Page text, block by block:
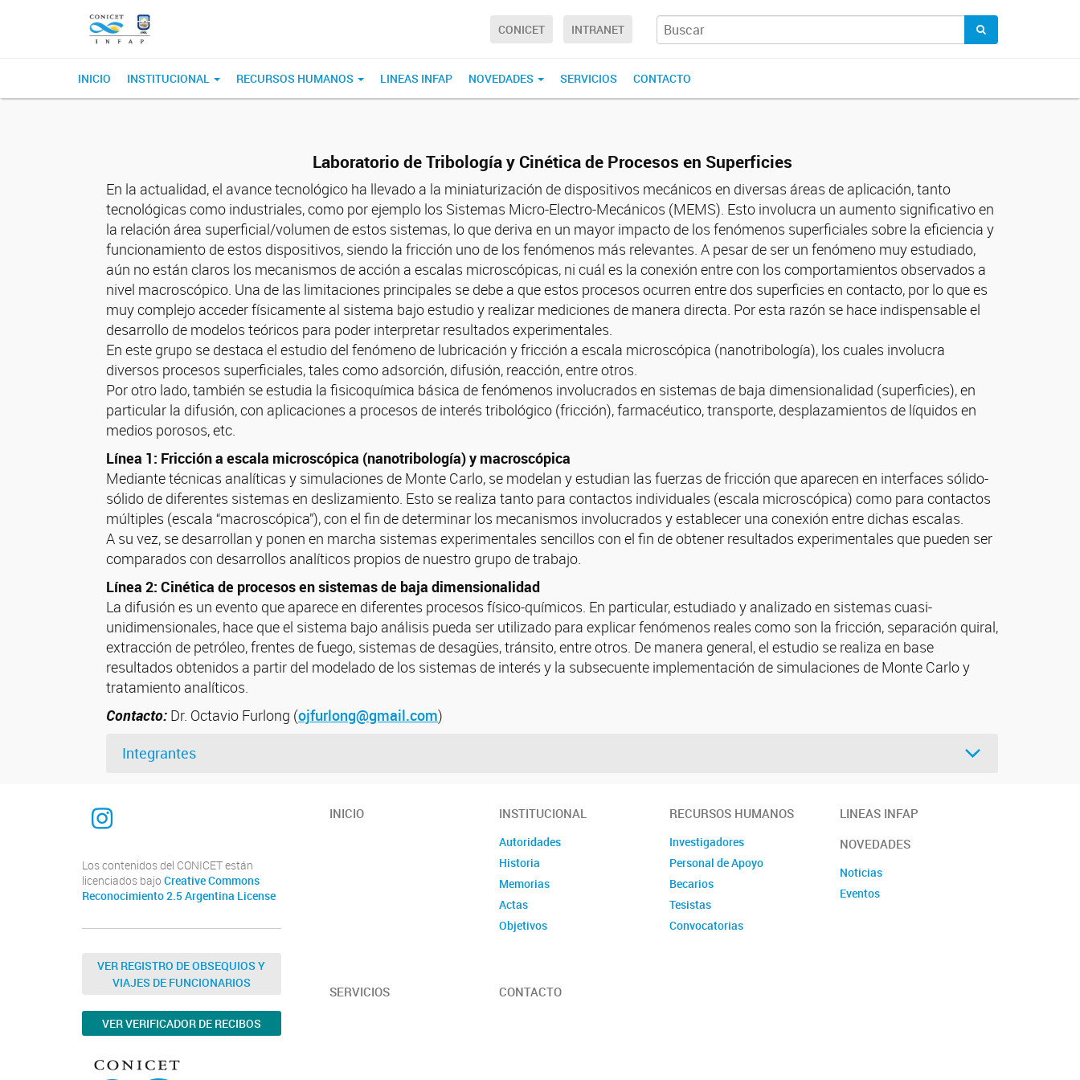
CONICET INTRANET
INICIO INSTITUCIONAL RECURSOS HUMANOS LINEAS INFAP NOVEDADES SERVICIOS CONTACTO
Laboratorio de Tribología y Cinética de Procesos en Superficies
En la actualidad, el avance tecnológico ha llevado a la miniaturización de dispositivos mecánicos en diversas áreas de aplicación, tanto
tecnológicas como industriales, como por ejemplo los Sistemas Micro-Electro-Mecánicos (MEMS). Esto involucra un aumento significativo en
la relación área superficial/volumen de estos sistemas, lo que deriva en un mayor impacto de los fenómenos superficiales sobre la eficiencia y
funcionamiento de estos dispositivos, siendo la fricción uno de los fenómenos más relevantes. A pesar de ser un fenómeno muy estudiado,
aún no están claros los mecanismos de acción a escalas microscópicas, ni cuál es la conexión entre con los comportamientos observados a
nivel macroscópico. Una de las limitaciones principales se debe a que estos procesos ocurren entre dos superficies en contacto, por lo que es
muy complejo acceder físicamente al sistema bajo estudio y realizar mediciones de manera directa. Por esta razón se hace indispensable el
desarrollo de modelos teóricos para poder interpretar resultados experimentales.
En este grupo se destaca el estudio del fenómeno de lubricación y fricción a escala microscópica (nanotribología), los cuales involucra
diversos procesos superficiales, tales como adsorción, difusión, reacción, entre otros.
Por otro lado, también se estudia la fisicoquímica básica de fenómenos involucrados en sistemas de baja dimensionalidad (superficies), en
particular la difusión, con aplicaciones a procesos de interés tribológico (fricción), farmacéutico, transporte, desplazamientos de líquidos en
medios porosos, etc.
Línea 1: Fricción a escala microscópica (nanotribología) y macroscópica
Mediante técnicas analíticas y simulaciones de Monte Carlo, se modelan y estudian las fuerzas de fricción que aparecen en interfaces sólido-
sólido de diferentes sistemas en deslizamiento. Esto se realiza tanto para contactos individuales (escala microscópica) como para contactos
múltiples (escala “macroscópica”), con el fin de determinar los mecanismos involucrados y establecer una conexión entre dichas escalas.
A su vez, se desarrollan y ponen en marcha sistemas experimentales sencillos con el fin de obtener resultados experimentales que pueden ser
comparados con desarrollos analíticos propios de nuestro grupo de trabajo.
Línea 2: Cinética de procesos en sistemas de baja dimensionalidad
La difusión es un evento que aparece en diferentes procesos físico-químicos. En particular, estudiado y analizado en sistemas cuasi-
unidimensionales, hace que el sistema bajo análisis pueda ser utilizado para explicar fenómenos reales como son la fricción, separación quiral,
extracción de petróleo, frentes de fuego, sistemas de desagües, tránsito, entre otros. De manera general, el estudio se realiza en base
resultados obtenidos a partir del modelado de los sistemas de interés y la subsecuente implementación de simulaciones de Monte Carlo y
tratamiento analíticos.
Contacto: Dr. Octavio Furlong (ojfurlong@gmail.com)
Integrantes
Instagram
Los contenidos del CONICET están
licenciados bajo Creative Commons
Reconocimiento 2.5 Argentina License
VER REGISTRO DE OBSEQUIOS Y
VIAJES DE FUNCIONARIOS
VER VERIFICADOR DE RECIBOS
INICIO INSTITUCIONAL
Autoridades
Historia
Memorias
Actas
Objetivos
RECURSOS HUMANOS
Investigadores
Personal de Apoyo
Becarios
Tesistas
Convocatorias
LINEAS INFAP
NOVEDADES
Noticias
Eventos
SERVICIOS CONTACTO